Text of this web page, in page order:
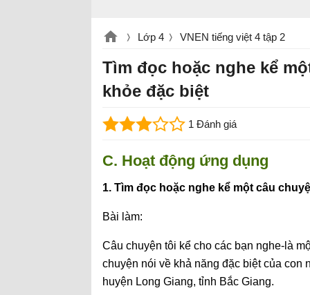
Lớp 4 VNEN tiếng việt 4 tập 2
Tìm đọc hoặc nghe kể
khỏe đặc biệt
1 Đánh giá
C. Hoạt động ứng dụng
1. Tìm đọc hoặc nghe kể một câu
Bài làm:
Câu chuyện tôi kể cho các bạn nghe-là
chuyện nói về khả năng đặc biệt của
huyện Long Giang, tỉnh Bắc Giang.